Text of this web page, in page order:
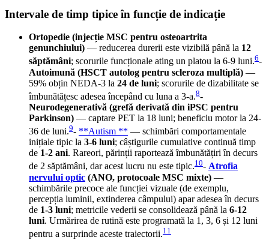
Intervale de timp tipice în funcție de indicație
Ortopedie (injecție MSC pentru osteoartrita
genunchiului) — reducerea durerii este vizibilă până la 12
săptămâni; scorurile funcționale ating un platou la 6-9 luni.6-
Autoimună (HSCT autolog pentru scleroza multiplă) —
59% obțin NEDA-3 la 24 de luni; scorurile de dizabilitate se
îmbunătățesc adesea începând cu luna a 3-a.8-
Neurodegenerativă (grefă derivată din iPSC pentru
Parkinson) — captare PET la 18 luni; beneficiu motor la 24-
36 de luni.9- **Autism ** — schimbări comportamentale
inițiale tipic la 3-6 luni; câștigurile cumulative continuă timp
de 1-2 ani. Rareori, părinții raportează îmbunătățiri în decurs
de 2 săptămâni, dar acest lucru nu este tipic.10- Atrofia
nervului optic (ANO, protocoale MSC mixte) —
schimbările precoce ale funcției vizuale (de exemplu,
percepția luminii, extinderea câmpului) apar adesea în decurs
de 1-3 luni; metricile vederii se consolidează până la 6-12
luni. Urmărirea de rutină este programată la 1, 3, 6 și 12 luni
pentru a surprinde aceste traiectorii.11